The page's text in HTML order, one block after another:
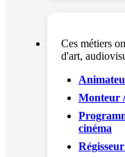
Ces métiers
d'art,
Monteur
cinéma